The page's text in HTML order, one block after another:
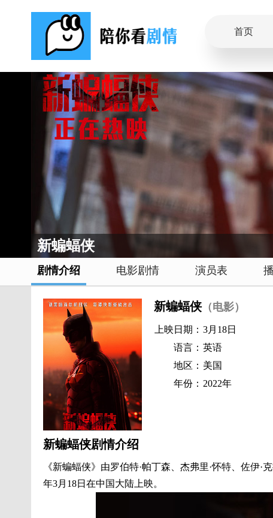
首页
新蝙蝠侠
剧情介绍 电影剧情 演员表
新蝙蝠侠（电影）
上映日期： 3月18日
语言： 英语
地区： 美国
年份： 2022年
新蝙蝠侠剧情介绍
《新蝙蝠侠》由罗伯特·帕丁森、杰弗里·怀特、佐伊·
年3月18日在中国大陆上映。